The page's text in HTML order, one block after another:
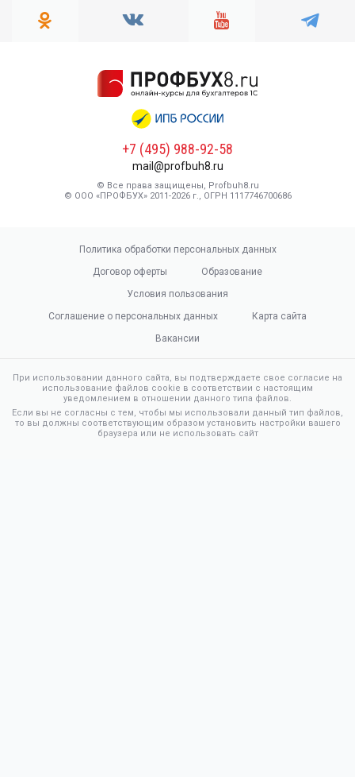
+7 (495) 988-92-58
mail@profbuh8.ru
© Все права защищены, Profbuh8.ru
© ООО «ПРОФБУХ» 2011-2026 г., ОГРН 1117746700686
Политика обработки персональных данных
Договор оферты
Образование
Условия пользования
Соглашение о персональных данных
Карта сайта
Вакансии
При использовании данного сайта, вы подтверждаете свое согласие на
использование файлов cookie в соответствии с настоящим
уведомлением в отношении данного типа файлов.
Если вы не согласны с тем, чтобы мы использовали данный тип файлов,
то вы должны соответствующим образом установить настройки вашего
браузера или не использовать сайт